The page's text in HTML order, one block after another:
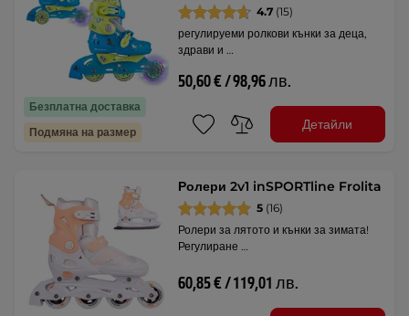
Безплатна доставка
Подмяна на размер
4.7 (15)
регулируеми ролкови кънки за деца,
здрави и …
50,60 € / 98,96 лв.
Детайли
Ролери 2v1 inSPORTline Frolita
5 (16)
Ролери за лятото и кънки за зимата!
Регулиране …
60,85 € / 119,01 лв.